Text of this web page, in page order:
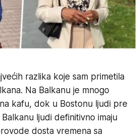
razlika koje sam primetila
Na Balkanu je mnogo
kafu, dok u Bostonu ljudi pre
ljudi definitivno imaju
dosta vremena sa